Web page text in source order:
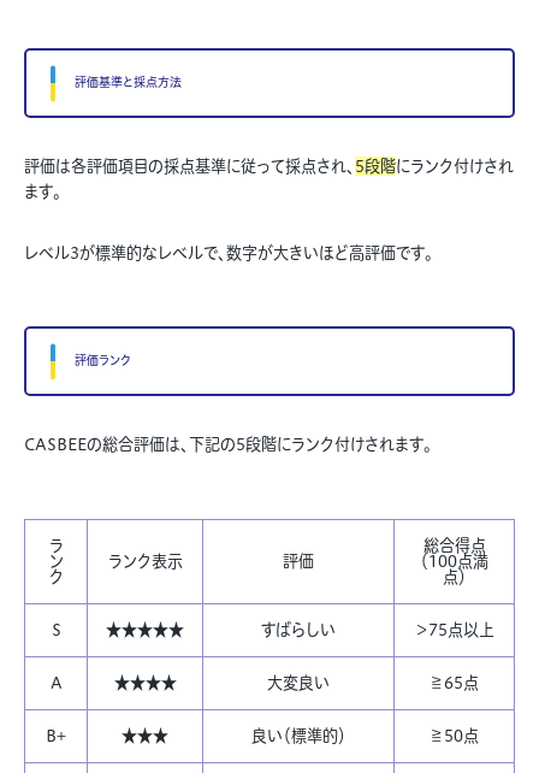
評価基準と採点方法
評価は各評価項目の採点基準に従って採点され、 5段階にランク付けされ
ます。
レベル3が標準的なレベルで、数字が大きいほど高評価です。
評価ランク
CASBEEの総合評価は、下記の5段階にランク付けされます。
ラ
ン
ク
ランク表示 評価
総合得点
（100点満
点）
S ★★★★★ すばらしい ＞75点以上
A ★★★★ 大変良い ≧65点
B+ ★★★ 良い（標準的） ≧50点